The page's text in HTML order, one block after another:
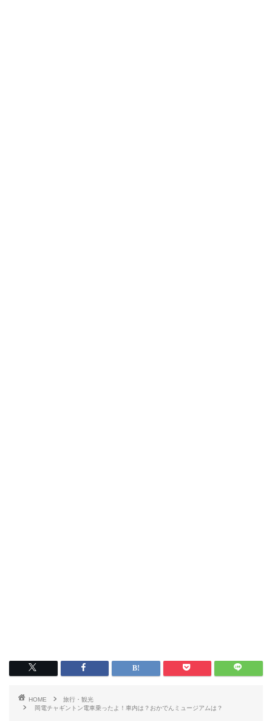
HOME
旅行・観光
岡電チャギントン電車乗ったよ！車内は？おかでんミュージアムは？